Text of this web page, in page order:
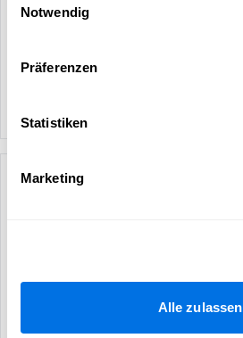
Notwendig
Präferenzen
Statistiken
Marketing
Alle zulassen